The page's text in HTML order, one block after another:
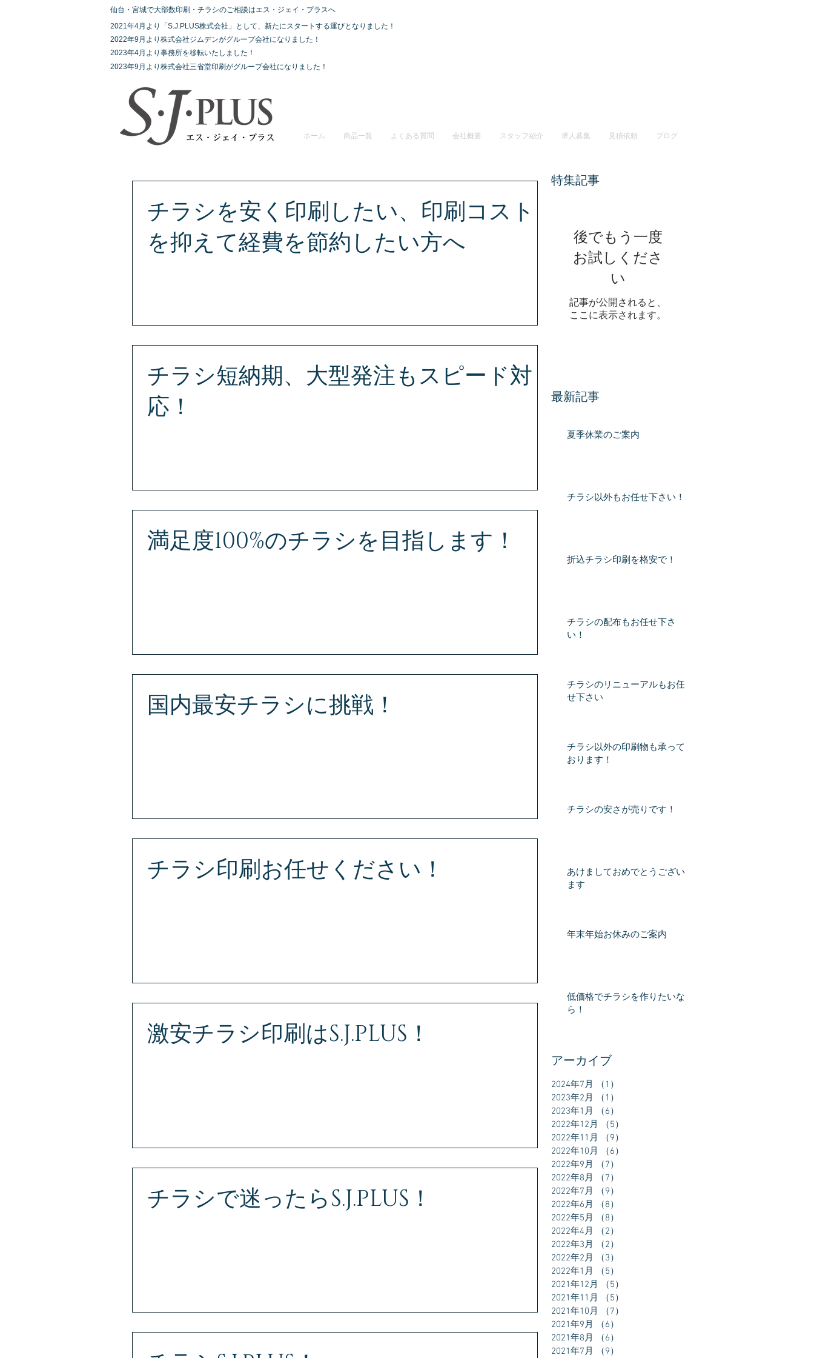
仙台・宮城で大部数印刷・チラシのご相談はエス・ジェイ・プラスへ
2021年4月より「S.J.PLUS株式会社」として、新たにスタートする運びとなりました！
2022年9月より株式会社ジムデンがグループ会社になりました！
2023年4月より事務所を移転いたしました！
2023年9月より株式会社三省堂印刷がグループ会社になりました！
ホーム 商品一覧 よくある質問 会社概要 スタッフ紹介 求人募集 見積依頼 ブログ
チラシを安く印刷したい、印刷コスト
を抑えて経費を節約したい方へ
チラシ短納期、大型発注もスピード対
応！
満足度100%のチラシを目指します！
国内最安チラシに挑戦！
チラシ印刷お任せください！
激安チラシ印刷はS.J.PLUS！
チラシで迷ったらS.J.PLUS！
特集記事
後でもう一度
お試しくださ
い
記事が公開されると、
ここに表示されます。
最新記事
夏季休業のご案内
チラシ以外もお任せ下さい！
折込チラシ印刷を格安で！
チラシの配布もお任せ下さ
い！
チラシのリニューアルもお任
せ下さい
チラシ以外の印刷物も承って
おります！
チラシの安さが売りです！
あけましておめでとうござい
ます
年末年始お休みのご案内
低価格でチラシを作りたいな
ら！
アーカイブ
2024年7月 （1）
2023年2月
（1）
2023年1月
（6）
2022年12月
（5）
2022年11月
（9）
2022年10月
（6）
2022年9月
（7）
2022年8月
（7）
2022年7月
（9）
2022年6月
（8）
2022年5月
（8）
2022年4月
（2）
2022年3月
（2）
2022年2月
（3）
2022年1月
（5）
2021年12月
（5）
2021年11月
（5）
2021年10月
（7）
2021年9月
（6）
2021年8月
（6）
2021年7月
（9）